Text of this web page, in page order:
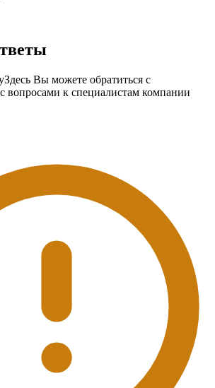
Здесь Вы можете обратиться с
к специалистам компании